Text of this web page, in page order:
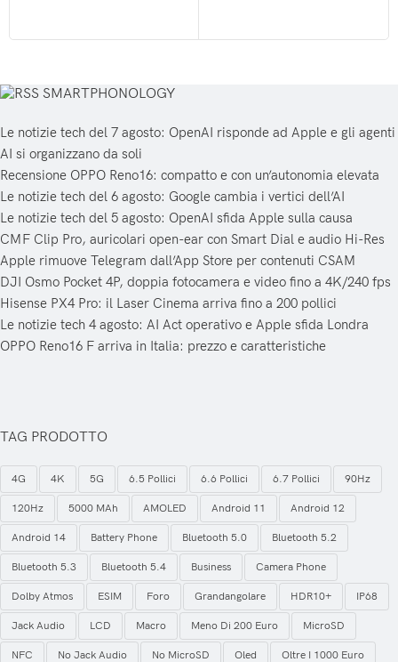
SMARTPHONOLOGY
Le notizie tech del 7 agosto: OpenAI risponde ad Apple e gli agenti
AI si organizzano da soli
Recensione OPPO Reno16: compatto e con un’autonomia elevata
Le notizie tech del 6 agosto: Google cambia i vertici dell’AI
Le notizie tech del 5 agosto: OpenAI sfida Apple sulla causa
CMF Clip Pro, auricolari open-ear con Smart Dial e audio Hi-Res
Apple rimuove Telegram dall’App Store per contenuti CSAM
DJI Osmo Pocket 4P, doppia fotocamera e video fino a 4K/240 fps
Hisense PX4 Pro: il Laser Cinema arriva fino a 200 pollici
Le notizie tech 4 agosto: AI Act operativo e Apple sfida Londra
OPPO Reno16 F arriva in Italia: prezzo e caratteristiche
TAG PRODOTTO
4G 4K 5G 6.5 Pollici 6.6 Pollici 6.7 Pollici 90Hz
120Hz 5000 MAh AMOLED Android 11 Android 12
Android 14 Battery Phone Bluetooth 5.0 Bluetooth 5.2
Bluetooth 5.3 Bluetooth 5.4 Business Camera Phone
Dolby Atmos ESIM Foro Grandangolare HDR10+ IP68
Jack Audio LCD Macro Meno Di 200 Euro MicroSD
NFC No Jack Audio No MicroSD Oled Oltre I 1000 Euro